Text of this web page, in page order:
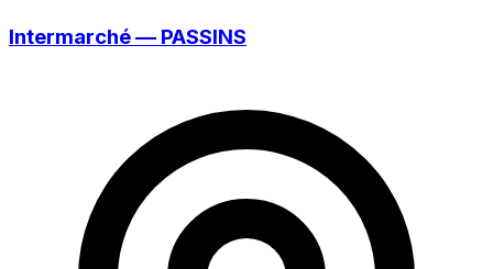
Intermarché — PASSINS